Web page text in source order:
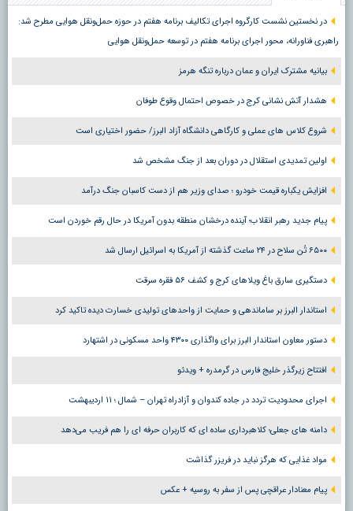
در نخستین نشست کارگروه اجرای تکالیف برنامه هفتم در حوزه حمل‌ونقل هوایی مطرح شد:
راهبری فناورانه، محور اجرای برنامه هفتم در توسعه حمل‌ونقل هوایی
بیانیه مشترک ایران و عمان درباره تنگه هرمز
هشدار آتش نشانی کرج در خصوص احتمال وقوع طوفان
شروع کلاس های عملی و کارگاهی دانشگاه آزاد البرز/ حضور اختیاری است
اولین تمدیدی استقلال در دوران بعد از جنگ مشخص شد
افزایش یکباره قیمت خودرو ؛ صدای وزیر هم از دست کاسبان جنگ درآمد
پیام جدید رهبر انقلاب؛ آینده درخشان منطقه بدون آمریکا در حال رقم خوردن است
۶۵۰۰ تُن سلاح در ۲۴ ساعت گذشته از آمریکا به اسرائیل ارسال شد
دستگیری سارق باغ ویلاهای کرج و کشف ۵۶ فقره سرقت
استاندار البرز بر ساماندهی و حمایت از واحدهای تولیدی خسارت دیده تاکید کرد
دستور معاون استاندار البرز برای واگذاری ۴۳۰۰ واحد مسکونی در اشتهارد
افتتاح زیرگذر خلیج فارس در گرمدره + ویدئو
اجرای محدودیت تردد در جاده کندوان و آزادراه تهران – شمال ؛ ١١ اردیبهشت
دامنه های جعلی؛ کلاهبرداری ساده ای که کاربران حرفه ای را هم فریب می‌دهد
مواد غذایی که هرگز نباید در فریزر گذاشت
پیام معنادار عراقچی پس از سفر به روسیه + عکس